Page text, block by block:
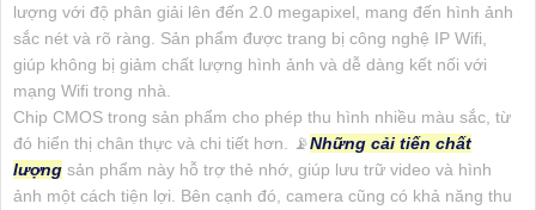
lượng với độ phân giải lên đến 2.0 megapixel, mang đến hình ảnh
sắc nét và rõ ràng. Sản phẩm được trang bị công nghệ IP Wifi,
giúp không bị giảm chất lượng hình ảnh và dễ dàng kết nối với
mạng Wifi trong nhà.
Chip CMOS trong sản phẩm cho phép thu hình nhiều màu sắc, từ
đó hiển thị chân thực và chi tiết hơn. 📡Những cải tiến chất
lượng sản phẩm này hỗ trợ thẻ nhớ, giúp lưu trữ video và hình
ảnh một cách tiện lợi. Bên cạnh đó, camera cũng có khả năng thu